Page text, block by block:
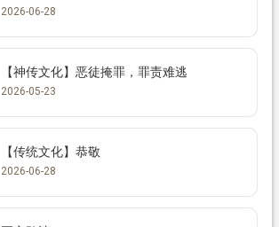
2026-06-28
【神传文化】恶徒掩罪，罪责难逃
2026-05-23
【传统文化】恭敬
2026-06-28